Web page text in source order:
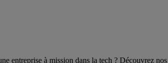
entreprise à mission dans la tech ? Découvrez